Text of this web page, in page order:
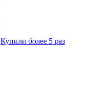
Купили более 5 раз